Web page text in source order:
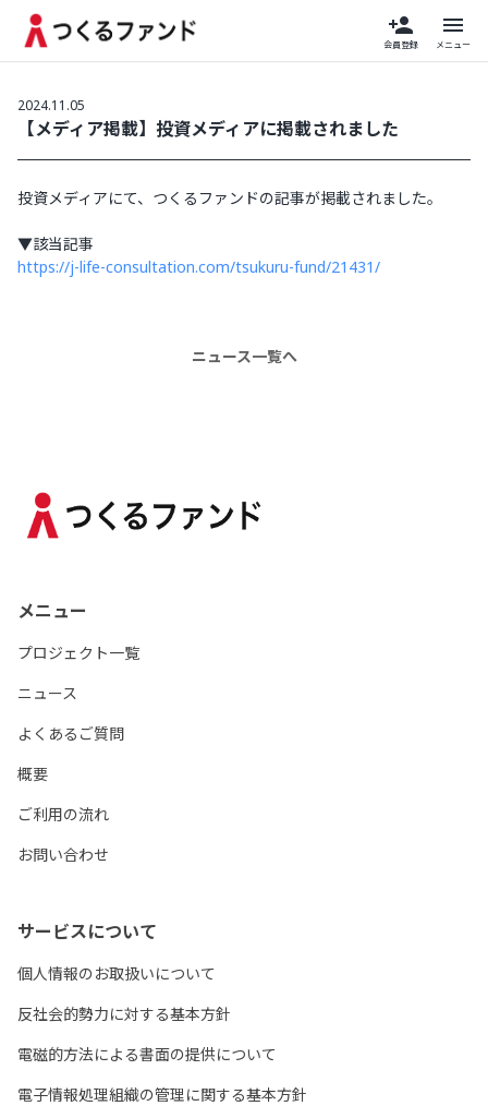
person_add
会員登録
menu
メニュー
2024.11.05
【メディア掲載】投資メディアに掲載されました
投資メディアにて、つくるファンドの記事が掲載されました。
▼該当記事
https://j-life-consultation.com/tsukuru-fund/21431/
ニュース一覧へ
メニュー
プロジェクト一覧
ニュース
よくあるご質問
概要
ご利用の流れ
お問い合わせ
サービスについて
個人情報のお取扱いについて
反社会的勢力に対する基本方針
電磁的方法による書面の提供について
電子情報処理組織の管理に関する基本方針